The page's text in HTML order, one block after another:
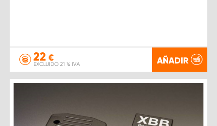
22 €
EXCLUIDO 21 % IVA AÑADIR